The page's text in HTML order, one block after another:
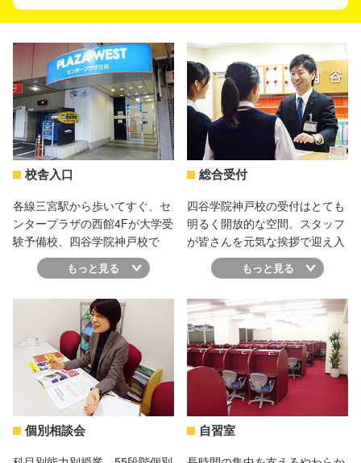
校舎入口
各線三宮駅から歩いてすぐ、セ
ンタープラザの西館4Fが大学受
験予備校、四谷学院神戸校で
す。雨の日も地下街を通って校
舎にたどり着くことができ、通
もっと見る
総合受付
四谷学院神戸校の受付はとても
明るく開放的な空間。スタッフ
が皆さんを元気な挨拶で迎え入
れます。パンフレット・資料請
求などもお気軽にお立ち寄りく
もっと見る
個別相談会 自習室